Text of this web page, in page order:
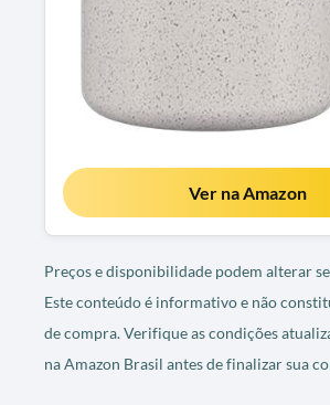
Ver na Amazon
Preços e disponibilidade podem alterar
Este conteúdo é informativo e não
de compra. Verifique as condições
na Amazon Brasil antes de finalizar sua